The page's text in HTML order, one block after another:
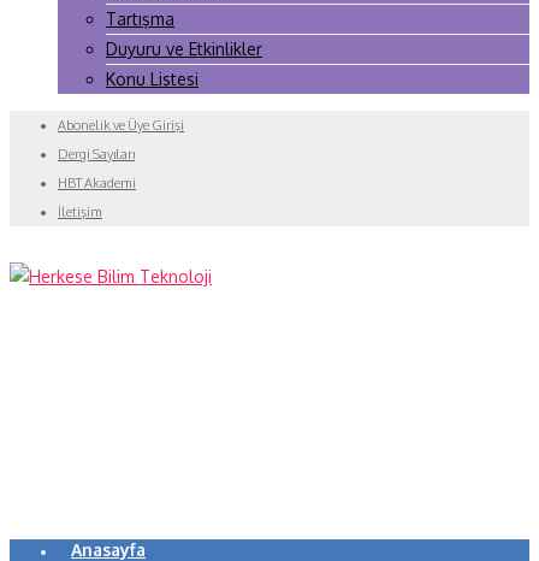
Tartışma
Duyuru ve Etkinlikler
Konu Listesi
Abonelik ve Üye Girişi
Dergi Sayıları
HBT Akademi
İletişim
Anasayfa